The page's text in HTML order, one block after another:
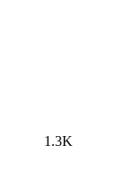
1.3K